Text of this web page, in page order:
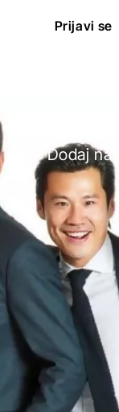
Prijavi se
Dodaj na